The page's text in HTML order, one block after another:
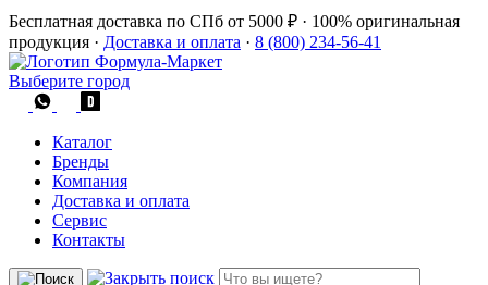
Бесплатная доставка по СПб от 5000 ₽ · 100% оригинальная
продукция · Доставка и оплата · 8 (800) 234-56-41
Выберите город
Каталог
Бренды
Компания
Доставка и оплата
Сервис
Контакты